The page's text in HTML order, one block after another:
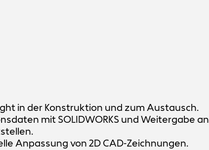
in der Konstruktion und zum Austausch.
mit SOLIDWORKS und Weitergabe an
Anpassung von 2D CAD-Zeichnungen.